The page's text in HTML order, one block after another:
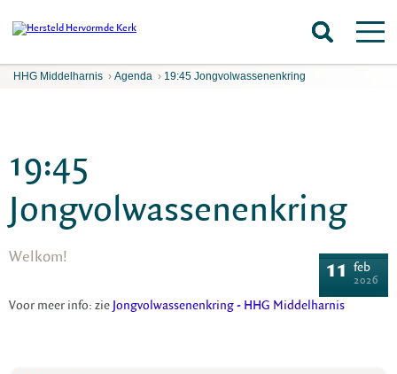
HHG Middelharnis › Agenda › 19:45 Jongvolwassenenkring
19:45
Jongvolwassenenkring
Welkom! 11 feb
2026
Voor meer info: zie Jongvolwassenenkring - HHG Middelharnis